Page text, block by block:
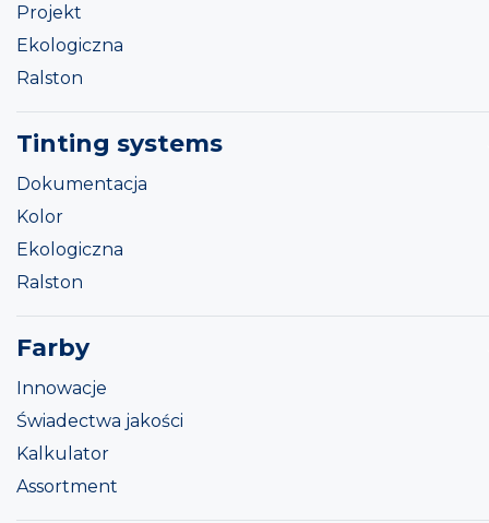
Projekt
Ekologiczna
Ralston
Tinting systems
Dokumentacja
Kolor
Ekologiczna
Ralston
Farby
Innowacje
Świadectwa jakości
Kalkulator
Assortment